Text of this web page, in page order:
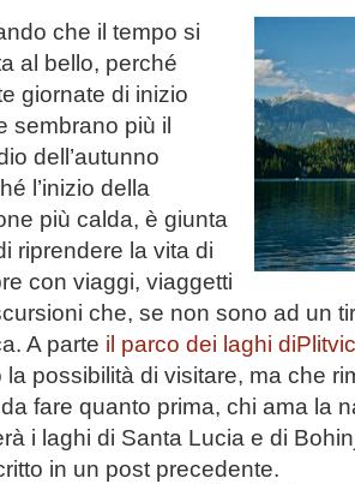
che il tempo si
al bello, perché
giornate di inizio
sembrano più il
dell’autunno
l’inizio della
più calda, è giunta
riprendere la vita di
con viaggi, viaggetti
che, se non sono ad un
A parte il parco dei laghi
la possibilità di visitare, ma che
fare quanto prima, chi ama la
i laghi di Santa Lucia e di
in un post precedente.